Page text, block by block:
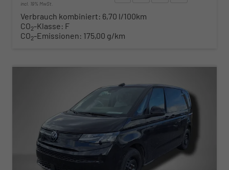
incl. 19% MwSt.
Verbrauch kombiniert: 6,70 l/100km
CO2-Klasse: F
CO2-Emissionen: 175,00 g/km